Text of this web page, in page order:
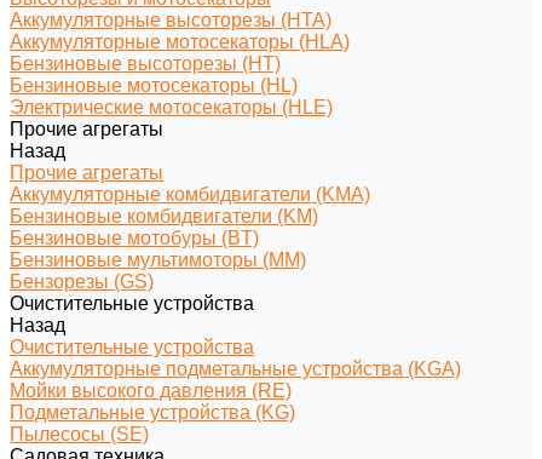
Аккумуляторные высоторезы (HTA)
Аккумуляторные мотосекаторы (HLA)
Бензиновые высоторезы (HT)
Бензиновые мотосекаторы (HL)
Электрические мотосекаторы (HLE)
Прочие агрегаты
Назад
Прочие агрегаты
Аккумуляторные комбидвигатели (KMA)
Бензиновые комбидвигатели (KM)
Бензиновые мотобуры (BT)
Бензиновые мультимоторы (MM)
Бензорезы (GS)
Очистительные устройства
Назад
Очистительные устройства
Аккумуляторные подметальные устройства (KGA)
Мойки высокого давления (RE)
Подметальные устройства (KG)
Пылесосы (SE)